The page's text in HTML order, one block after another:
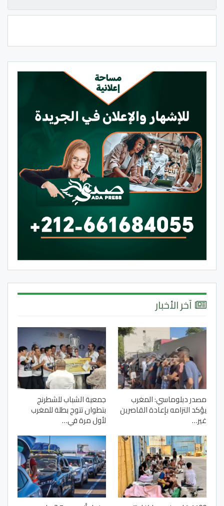
آخر الأخبار
مصدر دبلوماسي: المغرب
يؤكد التزامه بإعادة القاصرين
غير…
جمعية الشباب للشطرنج
بتطوان تتوج بطلة للمغرب
لأول مرة في…